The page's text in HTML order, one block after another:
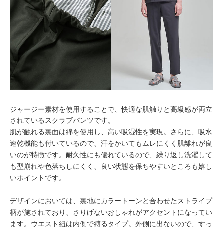
ジャージー素材を使用することで、快適な肌触りと高級感が両立
されているスクラブパンツです。
肌が触れる裏面は綿を使用し、高い吸湿性を実現。さらに、吸水
速乾機能も付いているので、汗をかいてもムレにくく肌離れが良
いのが特徴です。耐久性にも優れているので、繰り返し洗濯して
も型崩れや色落ちしにくく、良い状態を保ちやすいところも嬉し
いポイントです。
デザインにおいては、裏地にカラートーンと合わせたストライプ
柄が施されており、さりげないおしゃれがアクセントになってい
ます。ウエスト紐は内側で縛るタイプ。外側に出ないので、すっ